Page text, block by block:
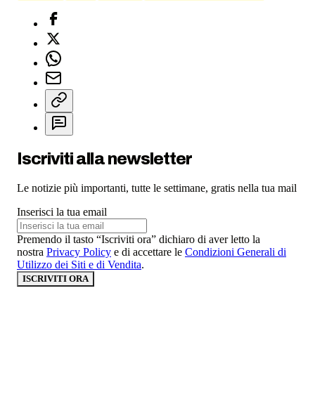
Iscriviti alla newsletter
Le notizie più importanti, tutte le settimane, gratis nella tua mail
Inserisci la tua email
Premendo il tasto “Iscriviti ora” dichiaro di aver letto la
nostra Privacy Policy e di accettare le Condizioni Generali di
Utilizzo dei Siti e di Vendita.
ISCRIVITI ORA